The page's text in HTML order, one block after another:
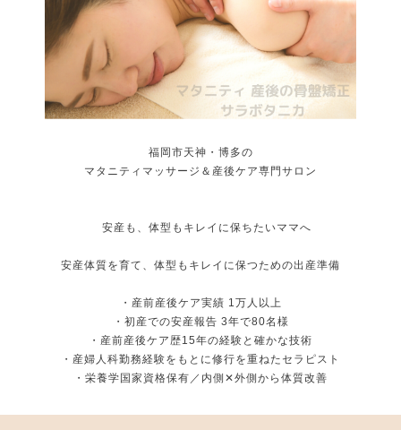
福岡市天神・博多の
マタニティマッサージ＆産後ケア専門サロン
安産も、体型もキレイに保ちたいママへ
安産体質を育て、体型もキレイに保つための出産準備
・産前産後ケア実績 1万人以上
・初産での安産報告 3年で80名様
・産前産後ケア歴15年の経験と確かな技術
・産婦人科勤務経験をもとに修行を重ねたセラピスト
・栄養学国家資格保有／内側✕外側から体質改善